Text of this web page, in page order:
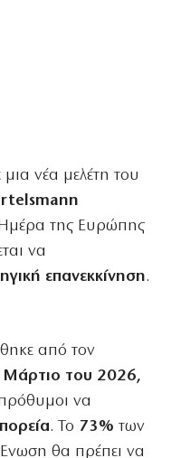
νέα μελέτη του
της Ευρώπης
να
επανεκκίνηση.
από τον
Μάρτιο του 2026,
πρόθυμοι να
. Το 73% των
Ένωση θα πρέπει να